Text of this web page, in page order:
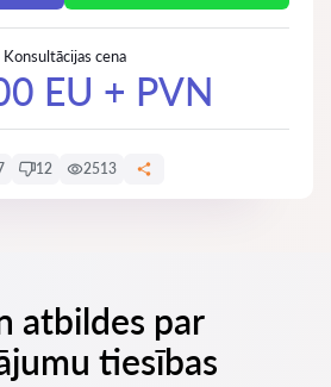
Konsultācijas cena
EU + PVN
12 2513
atbildes par
tiesības